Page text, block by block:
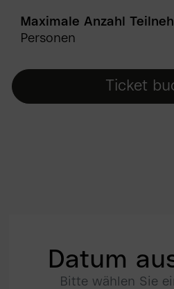
Maximale Anzahl
Personen
Ticket
Datum
Bitte wählen Sie